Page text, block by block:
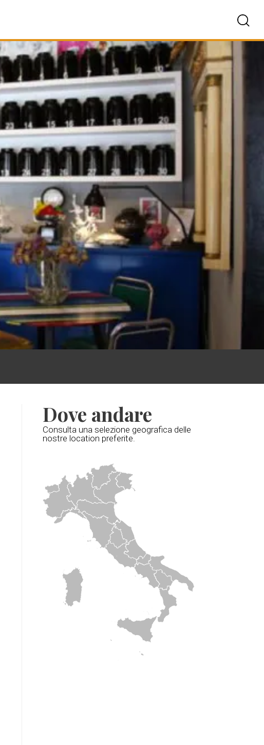
Dove andare
Consulta una selezione geografica delle
nostre location preferite.